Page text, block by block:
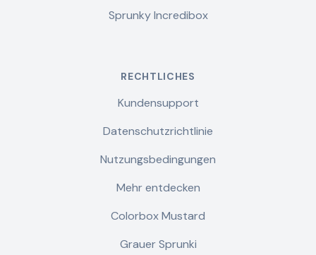
Sprunky Incredibox
RECHTLICHES
Kundensupport
Datenschutzrichtlinie
Nutzungsbedingungen
Mehr entdecken
Colorbox Mustard
Grauer Sprunki